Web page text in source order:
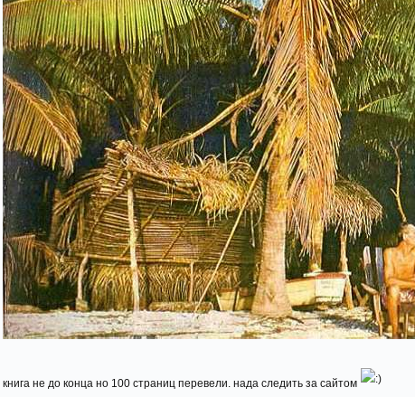
книга не до конца но 100 страниц перевели. нада следить за сайтом